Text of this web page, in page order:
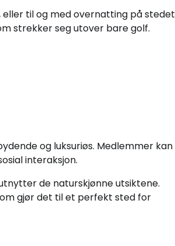
til og med overnatting på stedet
strekker seg utover bare golf.
og luksuriøs. Medlemmer kan
interaksjon.
de naturskjønne utsiktene.
gjør det til et perfekt sted for